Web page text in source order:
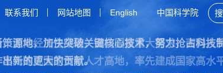
联系我们 网站地图 English 中国科学院
源地，加快突破关键核心技术，努力抢占科技
新的更大的贡献。